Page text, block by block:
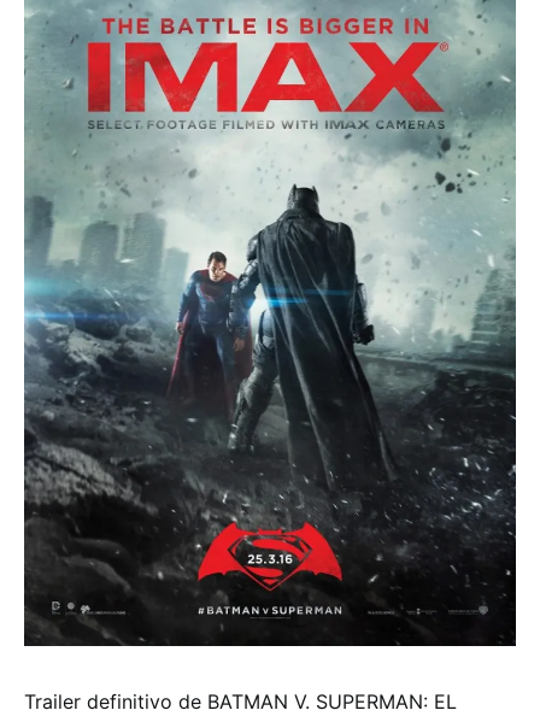
Trailer definitivo de BATMAN V. SUPERMAN: EL